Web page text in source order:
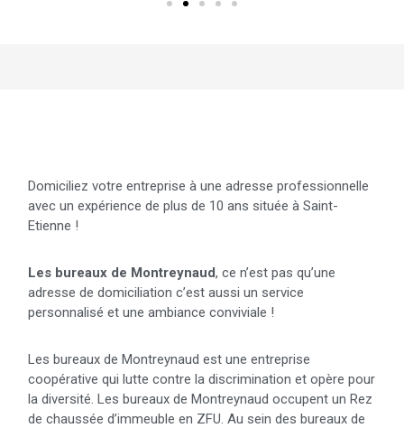
Domiciliez votre entreprise à une adresse professionnelle
avec un expérience de plus de 10 ans située à Saint-
Etienne !
Les bureaux de Montreynaud, ce n’est pas qu’une
adresse de domiciliation c’est aussi un service
personnalisé et une ambiance conviviale !
Les bureaux de Montreynaud est une entreprise
coopérative qui lutte contre la discrimination et opère pour
la diversité. Les bureaux de Montreynaud occupent un Rez
de chaussée d’immeuble en ZFU. Au sein des bureaux de